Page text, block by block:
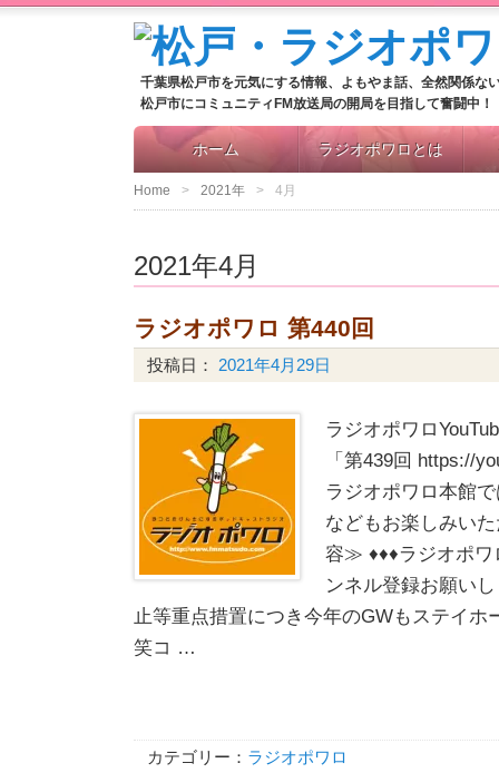
千葉県松戸市を元気にする情報、よもやま話、全然関係な
松戸市にコミュニティFM放送局の開局を目指して奮闘中！
ホーム ラジオポワロとは
Home 2021年 4月
2021年4月
ラジオポワロ 第440回
投稿日： 2021年4月29日
ラジオポワロ
「第439回 https://
ラジオポワロ本館
などもお楽しみい
容≫ ♦♦♦ラジオポワ
ンネル登録お願い
止等重点措置につき今年のGWもステイホ
笑コ …
カテゴリー： ラジオポワロ